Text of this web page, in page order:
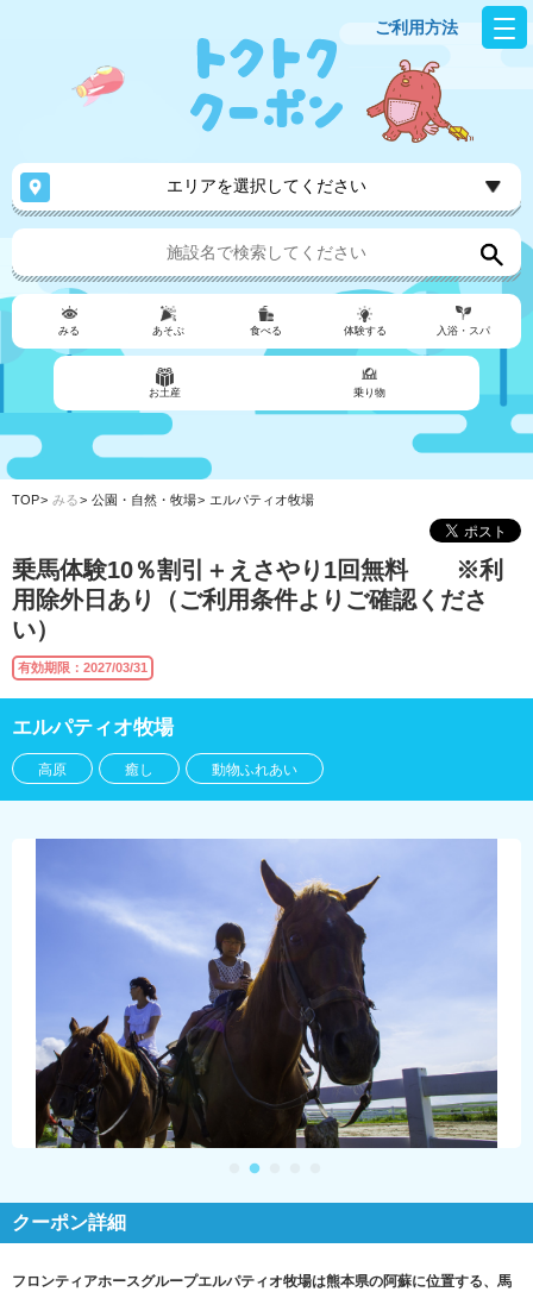
ご利用方法
エリアを選択してください
みる あそぶ 食べる 体験する 入浴・スパ
お土産 乗り物
TOP みる 公園・自然・牧場 エルパティオ牧場
乗馬体験10％割引＋えさやり1回無料 ※利
用除外日あり（ご利用条件よりご確認くださ
い）
有効期限：2027/03/31
エルパティオ牧場
高原 癒し 動物ふれあい
クーポン詳細
フロンティアホースグループエルパティオ牧場は熊本県の阿蘇に位置する、馬